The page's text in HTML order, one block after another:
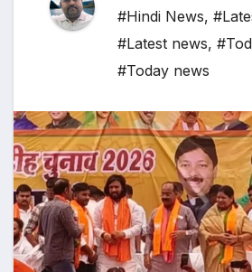
#Hindi News,
#Latest news,
#Today news